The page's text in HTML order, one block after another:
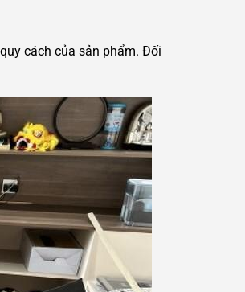
cách của sản phẩm. Đối